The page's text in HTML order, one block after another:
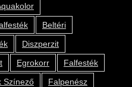
Beltéri
Diszperzit
Egrokorr
Falfesték
Színező
Falpenész